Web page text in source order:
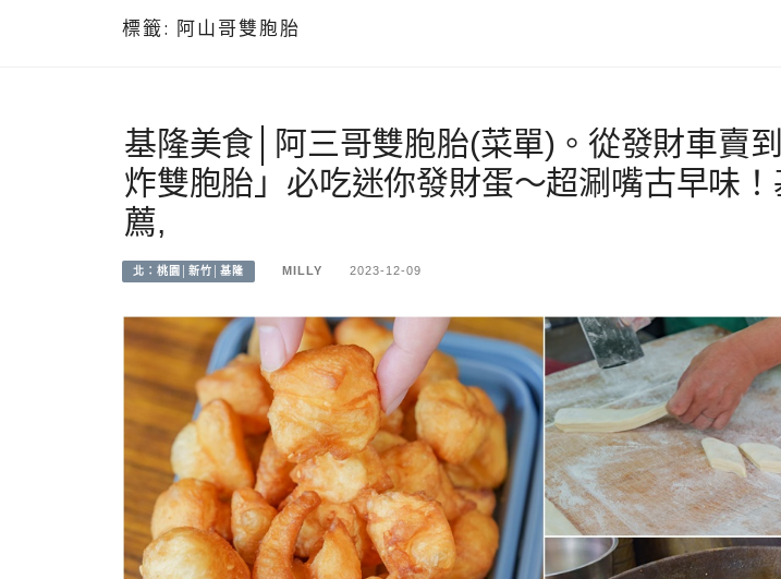
標籤: 阿山哥雙胞胎
基隆美食│阿三哥雙胞胎(菜單)。從發財車賣
炸雙胞胎」必吃迷你發財蛋～超涮嘴古早味
薦,
北：桃園│新竹│基隆 MILLY 2023-12-09